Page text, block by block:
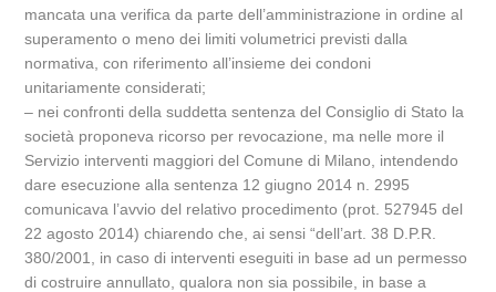
mancata una verifica da parte dell’amministrazione in ordine al
superamento o meno dei limiti volumetrici previsti dalla
normativa, con riferimento all’insieme dei condoni
unitariamente considerati;
– nei confronti della suddetta sentenza del Consiglio di Stato la
società proponeva ricorso per revocazione, ma nelle more il
Servizio interventi maggiori del Comune di Milano, intendendo
dare esecuzione alla sentenza 12 giugno 2014 n. 2995
comunicava l’avvio del relativo procedimento (prot. 527945 del
22 agosto 2014) chiarendo che, ai sensi “dell’art. 38 D.P.R.
380/2001, in caso di interventi eseguiti in base ad un permesso
di costruire annullato, qualora non sia possibile, in base a